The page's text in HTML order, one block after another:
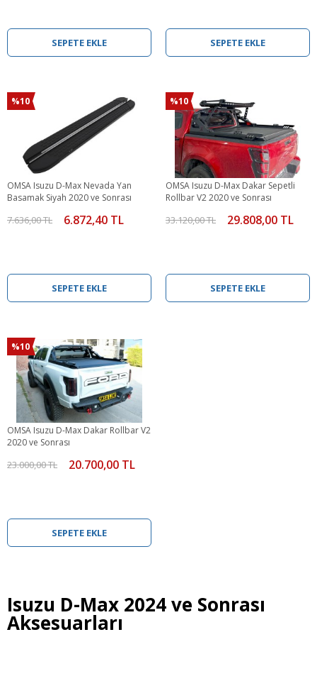
SEPETE EKLE SEPETE EKLE
%10
OMSA Isuzu D-Max Nevada Yan
Basamak Siyah 2020 ve Sonrası
7.636,00 TL 6.872,40 TL
SEPETE EKLE
%10
OMSA Isuzu D-Max Dakar Sepetli
Rollbar V2 2020 ve Sonrası
33.120,00 TL 29.808,00 TL
SEPETE EKLE
%10
OMSA Isuzu D-Max Dakar Rollbar V2
2020 ve Sonrası
23.000,00 TL 20.700,00 TL
SEPETE EKLE
Isuzu D-Max 2024 ve Sonrası
Aksesuarları